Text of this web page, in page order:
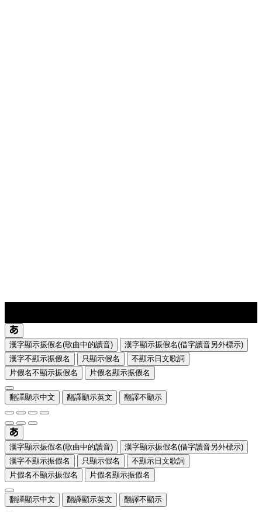
漢字顯示振假名(歌曲中的讀音)
漢字顯示振假名(借字讀音另外標示)
漢字不顯示振假名
只顯示假名
不顯示日文歌詞
片假名不顯示振假名
片假名顯示振假名
翻譯顯示中文 翻譯顯示英文 翻譯不顯示
漢字顯示振假名(歌曲中的讀音)
漢字顯示振假名(借字讀音另外標示)
漢字不顯示振假名
只顯示假名
不顯示日文歌詞
片假名不顯示振假名
片假名顯示振假名
翻譯顯示中文 翻譯顯示英文 翻譯不顯示